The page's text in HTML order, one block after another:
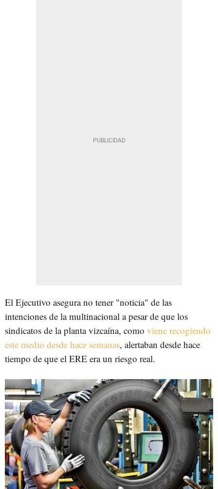
El Ejecutivo asegura no tener "noticia" de las
intenciones de la multinacional a pesar de que los
sindicatos de la planta vizcaína, como viene recogiendo
este medio desde hace semanas, alertaban desde hace
tiempo de que el ERE era un riesgo real.